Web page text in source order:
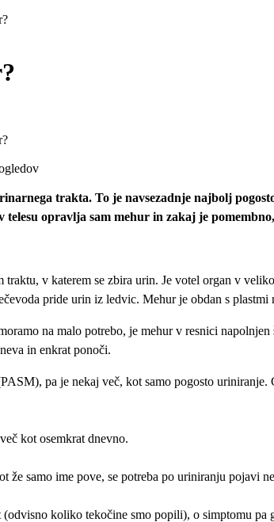
trakta. To je navsezadnje najbolj
opravlja sam mehur in zakaj je
v katerem se zbira urin. Je votel organ v
pride urin iz ledvic. Mehur je obdan s
na malo potrebo, je mehur v resnici
in enkrat ponoči.
pa je nekaj več, kot samo pogosto
kot osemkrat dnevno.
samo ime pove, se potreba po uriniranju pojavi
koliko tekočine smo popili), o simptomu